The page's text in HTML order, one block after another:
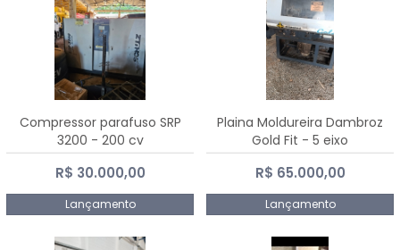
Compressor parafuso SRP
3200 - 200 cv
R$ 30.000,00
Lançamento
Plaina Moldureira Dambroz
Gold Fit - 5 eixo
R$ 65.000,00
Lançamento